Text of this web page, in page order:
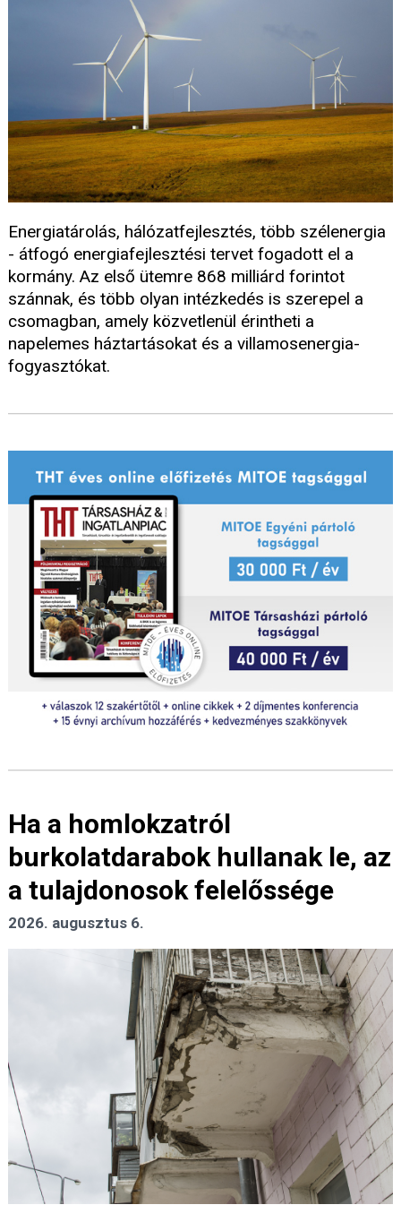
Energiatárolás, hálózatfejlesztés, több szélenergia
- átfogó energiafejlesztési tervet fogadott el a
kormány. Az első ütemre 868 milliárd forintot
szánnak, és több olyan intézkedés is szerepel a
csomagban, amely közvetlenül érintheti a
napelemes háztartásokat és a villamosenergia-
fogyasztókat.
Ha a homlokzatról
burkolatdarabok hullanak le, az
a tulajdonosok felelőssége
2026. augusztus 6.